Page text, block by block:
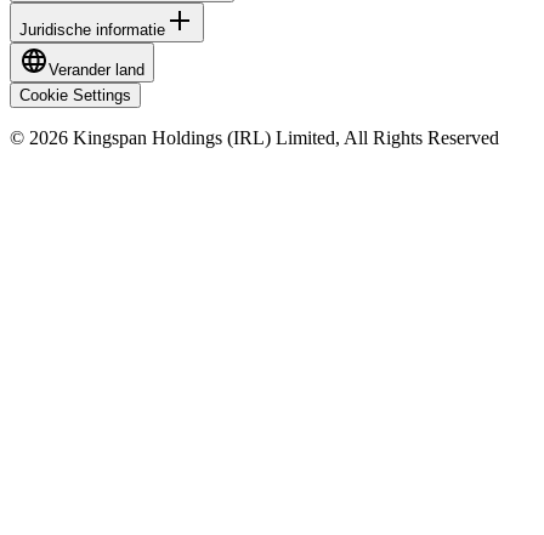
Juridische informatie
Verander land
Cookie Settings
© 2026 Kingspan Holdings (IRL) Limited, All Rights Reserved